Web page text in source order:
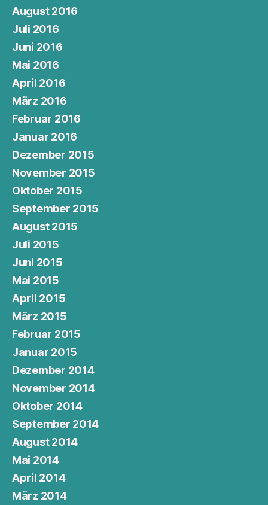
August 2016
Juli 2016
Juni 2016
Mai 2016
April 2016
März 2016
Februar 2016
Januar 2016
Dezember 2015
November 2015
Oktober 2015
September 2015
August 2015
Juli 2015
Juni 2015
Mai 2015
April 2015
März 2015
Februar 2015
Januar 2015
Dezember 2014
November 2014
Oktober 2014
September 2014
August 2014
Mai 2014
April 2014
März 2014